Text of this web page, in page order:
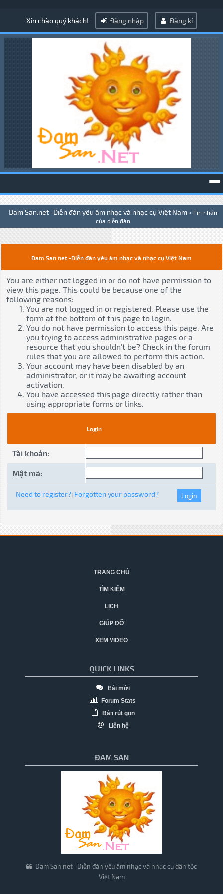
Xin chào quý khách! Đăng nhập Đăng kí
Đam San.net -Diễn đàn yêu âm nhạc và nhạc cụ Việt Nam > Tin nhắn
của diễn đàn
Đam San.net -Diễn đàn yêu âm nhạc và nhạc cụ Việt Nam
You are either not logged in or do not have permission to
view this page. This could be because one of the
following reasons:
You are not logged in or registered. Please use the
form at the bottom of this page to login.
You do not have permission to access this page. Are
you trying to access administrative pages or a
resource that you shouldn't be? Check in the forum
rules that you are allowed to perform this action.
Your account may have been disabled by an
administrator, or it may be awaiting account
activation.
You have accessed this page directly rather than
using appropriate forms or links.
Login
Tài khoản:
Mật mã:
Need to register? Forgotten your password?
TRANG CHỦ
TÌM KIẾM
LỊCH
GIÚP ĐỠ
XEM VIDEO
QUICK LINKS
Bài mới
Forum Stats
Bản rút gọn
Liên hệ
ĐAM SAN
Đam San.net -Diễn đàn yêu âm nhạc và nhạc cụ dân tộc
Việt Nam